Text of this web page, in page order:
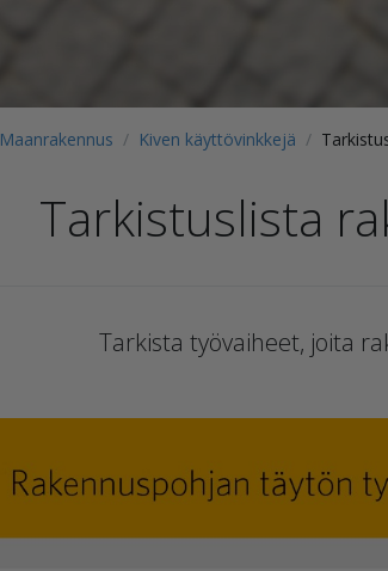
Maanrakennus Kiven käyttövinkkejä
Tarkistuslista
Tarkista työvaiheet, joita